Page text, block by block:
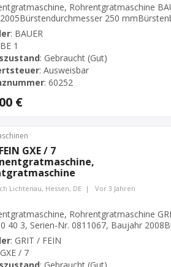
Rohrentgratmaschine
250
2,2 / 3 kWNetzanschluß 380
L x B x H 550 x 450 x 440
: BAUER
BE 1
: Gebraucht (Gut)
: Ausweisbar
: 60252
€
GXE / 7
Lichtenau, Hessen, DE | Vor 3 Jahren
Rohrentgratmaschine
40 3, Serien-Nr. 0811067, Baujahr
max. 60 mmBürstenaufnahme Ø
2,2 kWNetzanschluß 400 Volt, 50
Ø 90 mmPlatzbedarf L...
: GRIT / FEIN
GXE / 7